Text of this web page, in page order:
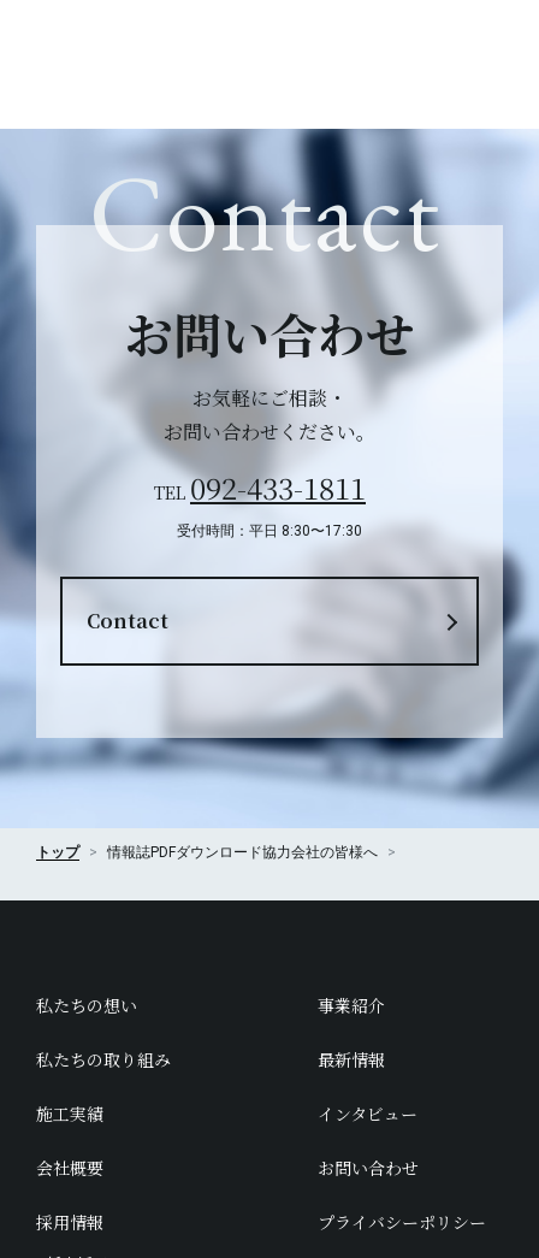
Contact
お問い合わせ
お気軽にご相談・
お問い合わせください。
TEL 092-433-1811
受付時間：平日 8:30〜17:30
Contact
トップ 情報誌PDFダウンロード協力会社の皆様へ
私たちの想い
私たちの取り組み
施工実績
会社概要
採用情報
事業紹介
最新情報
インタビュー
お問い合わせ
プライバシーポリシー